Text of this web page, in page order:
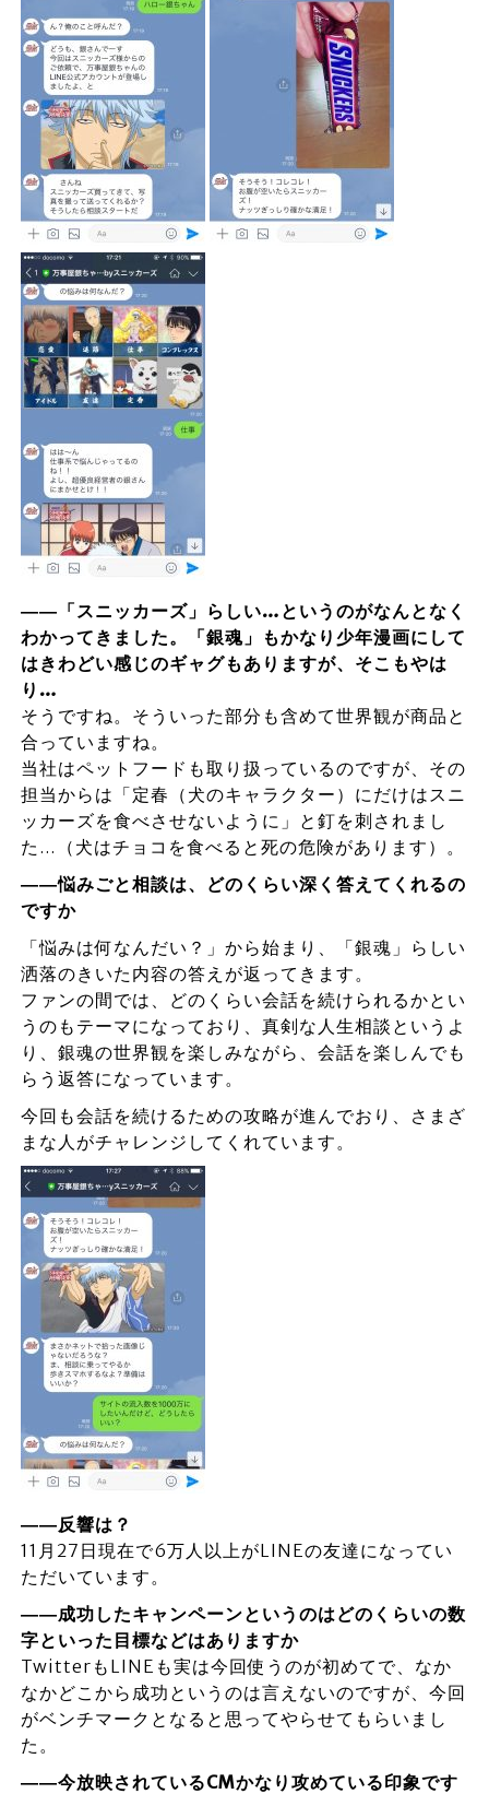
――「スニッカーズ」らしい…というのがなんとなく
わかってきました。「銀魂」もかなり少年漫画にして
はきわどい感じのギャグもありますが、そこもやは
り…
そうですね。そういった部分も含めて世界観が商品と
合っていますね。
当社はペットフードも取り扱っているのですが、その
担当からは「定春（犬のキャラクター）にだけはスニ
ッカーズを食べさせないように」と釘を刺されまし
た…（犬はチョコを食べると死の危険があります）。
――悩みごと相談は、どのくらい深く答えてくれるの
ですか
「悩みは何なんだい？」から始まり、「銀魂」らしい
洒落のきいた内容の答えが返ってきます。
ファンの間では、どのくらい会話を続けられるかとい
うのもテーマになっており、真剣な人生相談というよ
り、銀魂の世界観を楽しみながら、会話を楽しんでも
らう返答になっています。
今回も会話を続けるための攻略が進んでおり、さまざ
まな人がチャレンジしてくれています。
――反響は？
11月27日現在で6万人以上がLINEの友達になってい
ただいています。
――成功したキャンペーンというのはどのくらいの数
字といった目標などはありますか
TwitterもLINEも実は今回使うのが初めてで、なか
なかどこから成功というのは言えないのですが、今回
がベンチマークとなると思ってやらせてもらいまし
た。
――今放映されているCMかなり攻めている印象です